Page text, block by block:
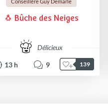
🐧 Bûche des Neiges
Délicieux
13 h 9 139